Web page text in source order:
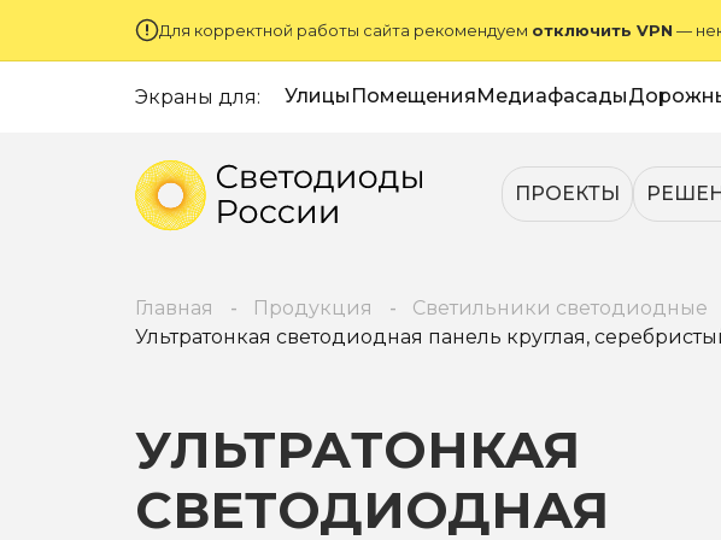
Для корректной работы сайта рекомендуем отключить VPN —
Экраны для: Улицы ПомещенияМедиафасады
ПРОЕКТЫ
Главная Продукция
Светильники светодиодные
Ультратонкая светодиодная панель круглая,
УЛЬТРАТОНКАЯ
СВЕТОДИОДНАЯ